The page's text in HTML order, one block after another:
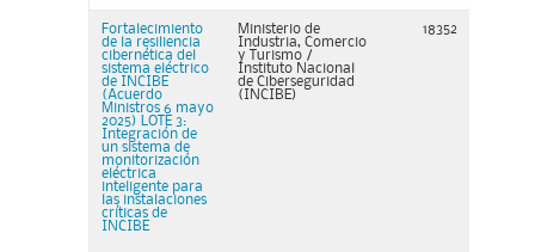
Fortalecimiento
de la resiliencia
cibernética del
sistema eléctrico
de INCIBE
(Acuerdo
Ministros 6 mayo
2025) LOTE 3:
Integración de
un sistema de
monitorización
eléctrica
inteligente para
las instalaciones
críticas de
INCIBE
Ministerio de
Industria, Comercio
y Turismo /
Instituto Nacional
de Ciberseguridad
(INCIBE)
18352